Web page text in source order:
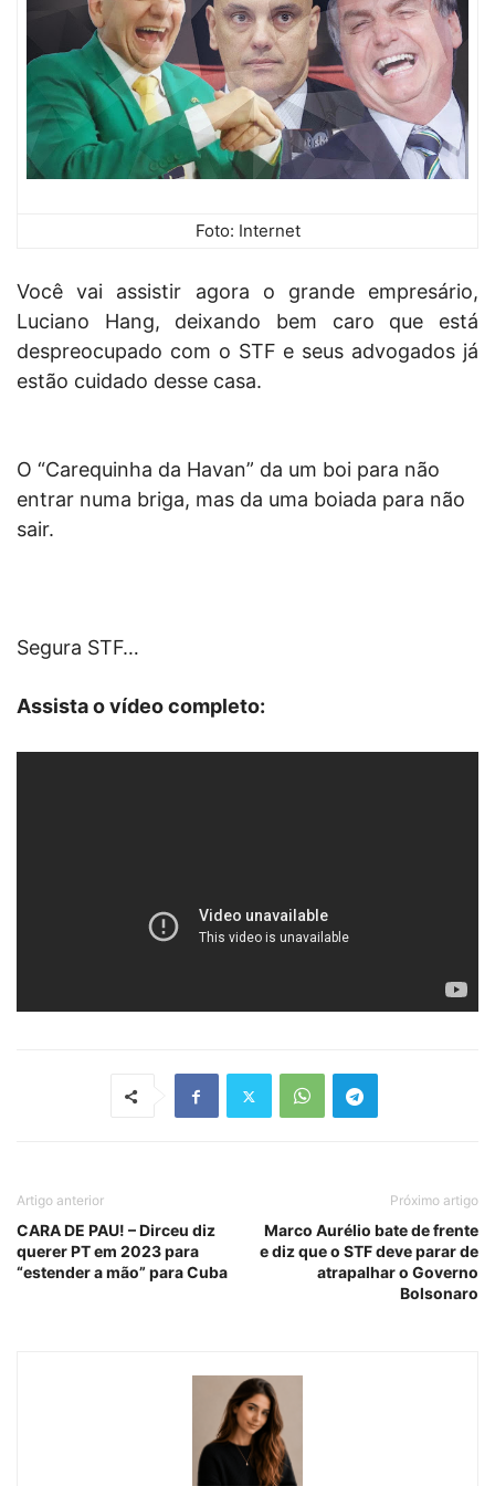
Foto: Internet
Você vai assistir agora o grande empresário,
Luciano Hang, deixando bem caro que está
despreocupado com o STF e seus advogados já
estão cuidado desse casa.
O “Carequinha da Havan” da um boi para não
entrar numa briga, mas da uma boiada para não
sair.
Segura STF…
Assista o vídeo completo:
Artigo anterior
CARA DE PAU! – Dirceu diz
querer PT em 2023 para
“estender a mão” para Cuba
Próximo artigo
Marco Aurélio bate de frente
e diz que o STF deve parar de
atrapalhar o Governo
Bolsonaro